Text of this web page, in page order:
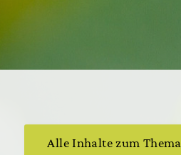
Alle Inhalte zum Thema